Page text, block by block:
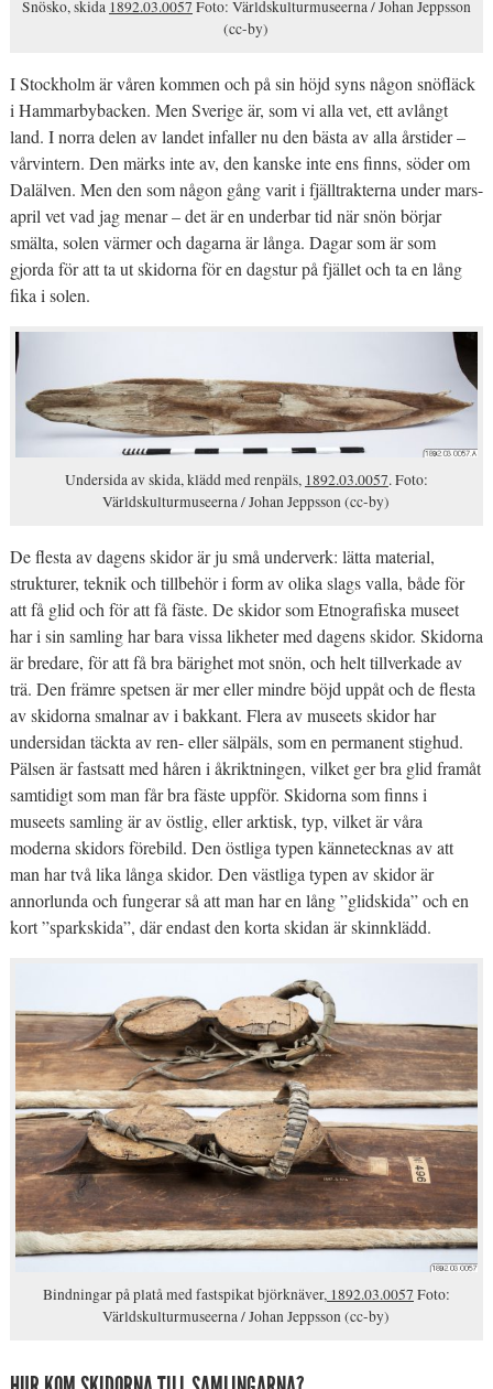
Snösko, skida 1892.03.0057 Foto: Världskulturmuseerna / Johan Jeppsson
(cc-by)
I Stockholm är våren kommen och på sin höjd syns någon snöfläck
i Hammarbybacken. Men Sverige är, som vi alla vet, ett avlångt
land. I norra delen av landet infaller nu den bästa av alla årstider –
vårvintern. Den märks inte av, den kanske inte ens finns, söder om
Dalälven. Men den som någon gång varit i fjälltrakterna under mars-
april vet vad jag menar – det är en underbar tid när snön börjar
smälta, solen värmer och dagarna är långa. Dagar som är som
gjorda för att ta ut skidorna för en dagstur på fjället och ta en lång
fika i solen.
Undersida av skida, klädd med renpäls, 1892.03.0057. Foto:
Världskulturmuseerna / Johan Jeppsson (cc-by)
De flesta av dagens skidor är ju små underverk: lätta material,
strukturer, teknik och tillbehör i form av olika slags valla, både för
att få glid och för att få fäste. De skidor som Etnografiska museet
har i sin samling har bara vissa likheter med dagens skidor. Skidorna
är bredare, för att få bra bärighet mot snön, och helt tillverkade av
trä. Den främre spetsen är mer eller mindre böjd uppåt och de flesta
av skidorna smalnar av i bakkant. Flera av museets skidor har
undersidan täckta av ren- eller sälpäls, som en permanent stighud.
Pälsen är fastsatt med håren i åkriktningen, vilket ger bra glid framåt
samtidigt som man får bra fäste uppför. Skidorna som finns i
museets samling är av östlig, eller arktisk, typ, vilket är våra
moderna skidors förebild. Den östliga typen kännetecknas av att
man har två lika långa skidor. Den västliga typen av skidor är
annorlunda och fungerar så att man har en lång ”glidskida” och en
kort ”sparkskida”, där endast den korta skidan är skinnklädd.
Bindningar på platå med fastspikat björknäver,1892.03.0057 Foto:
Världskulturmuseerna / Johan Jeppsson (cc-by)